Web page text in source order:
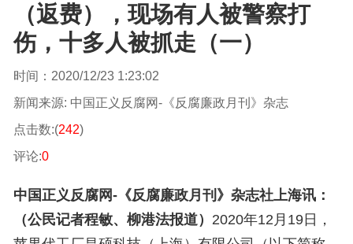
（返费），现场有人被警察打
伤，十多人被抓走（一）
时间：2020/12/23 1:23:02
新闻来源: 中国正义反腐网-《反腐廉政月刊》杂志
点击数:(242)
评论:0
中国正义反腐网-《反腐廉政月刊》杂志社上海讯：
（公民记者程敏、柳港法报道） 2020年12月19日，